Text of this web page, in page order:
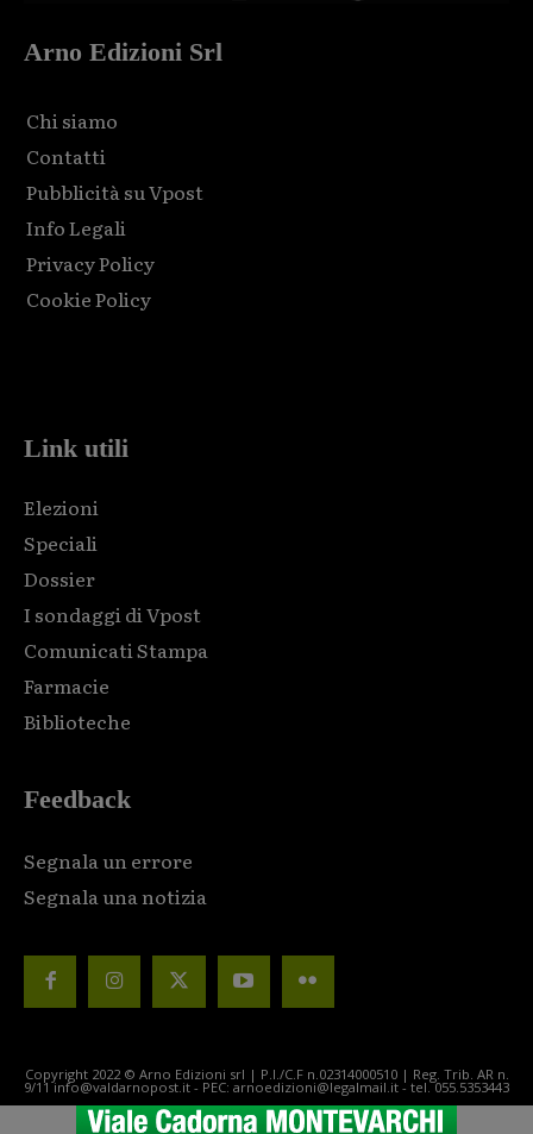
Arno Edizioni Srl
Chi siamo
Contatti
Pubblicità su Vpost
Info Legali
Privacy Policy
Cookie Policy
Link utili
Elezioni
Speciali
Dossier
I sondaggi di Vpost
Comunicati Stampa
Farmacie
Biblioteche
Feedback
Segnala un errore
Segnala una notizia
Copyright 2022 © Arno Edizioni srl | P.I./C.F n.02314000510 | Reg. Trib. AR n.
9/11 info@valdarnopost.it - PEC: arnoedizioni@legalmail.it - tel. 055.5353443